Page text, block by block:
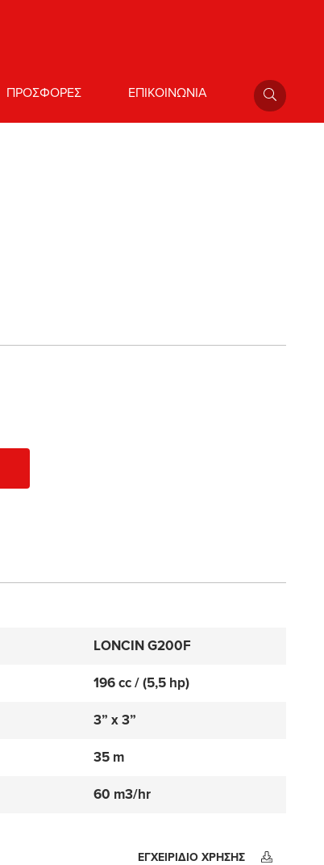
ΠΡΟΣΦΟΡΕΣ ΕΠΙΚΟΙΝΩΝΙΑ
LONCIN G200F
196 cc / (5,5 hp)
3” x 3”
35 m
60 m3/hr
ΕΓΧΕΙΡΙΔΙΟ ΧΡΗΣΗΣ